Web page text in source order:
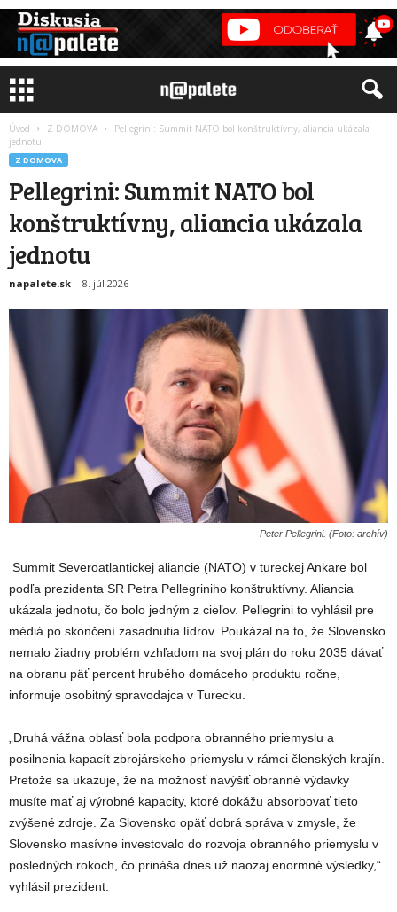
Úvod Z DOMOVA
Pellegrini: Summit NATO bol konštruktívny, aliancia ukázala
jednotu
Z DOMOVA
Pellegrini: Summit NATO bol
konštruktívny, aliancia ukázala
jednotu
napalete.sk - 8. júl 2026
Peter Pellegrini. (Foto: archív)
Summit Severoatlantickej aliancie (NATO) v tureckej Ankare bol
podľa prezidenta SR Petra Pellegriniho konštruktívny. Aliancia
ukázala jednotu, čo bolo jedným z cieľov. Pellegrini to vyhlásil pre
médiá po skončení zasadnutia lídrov. Poukázal na to, že Slovensko
nemalo žiadny problém vzhľadom na svoj plán do roku 2035 dávať
na obranu päť percent hrubého domáceho produktu ročne,
informuje osobitný spravodajca v Turecku.
„Druhá vážna oblasť bola podpora obranného priemyslu a
posilnenia kapacít zbrojárskeho priemyslu v rámci členských krajín.
Pretože sa ukazuje, že na možnosť navýšiť obranné výdavky
musíte mať aj výrobné kapacity, ktoré dokážu absorbovať tieto
zvýšené zdroje. Za Slovensko opäť dobrá správa v zmysle, že
Slovensko masívne investovalo do rozvoja obranného priemyslu v
posledných rokoch, čo prináša dnes už naozaj enormné výsledky,“
vyhlásil prezident.